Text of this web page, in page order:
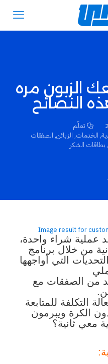
الزبون مره
النصائح
تعلّم
, الخدمات, الزبائن, الصفقات
, بطاقات الشكر
عملية شراء واحدة،
من خلال برنامج
التي أواجهها
من الصفقات مع
التكلفة للمتابعة
الكرة ويبرمون
معي ثانية؟